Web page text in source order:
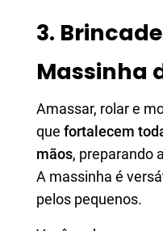
3.
Massinha
Amassar, rolar e
que fortalecem
mãos, preparando
A massinha é
pelos pequenos.